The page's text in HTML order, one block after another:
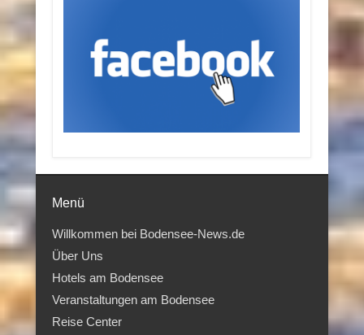
Menü
Willkommen bei Bodensee-News.de
Über Uns
Hotels am Bodensee
Veranstaltungen am Bodensee
Reise Center